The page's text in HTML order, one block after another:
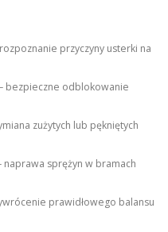
przyczyny usterki na
bezpieczne odblokowanie
zużytych lub pękniętych
sprężyn w bramach
prawidłowego balansu